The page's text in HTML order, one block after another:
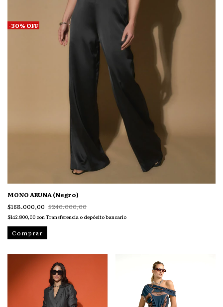
-30% OFF
MONO ARUNA (Negro)
$168.000,00 $240.000,00
$142.800,00 con Transferencia o depósito bancario
Comprar